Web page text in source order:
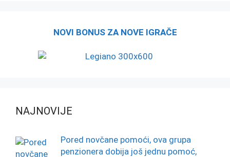
NOVI BONUS ZA NOVE IGRAČE
NAJNOVIJE
Pored novčane pomoći, ova grupa
penzionera dobija još jednu pomoć,